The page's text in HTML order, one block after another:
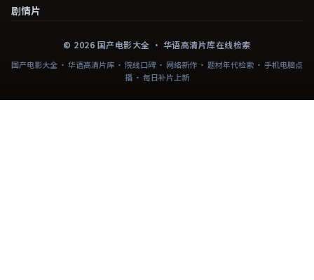
剧情片
© 2026 国产电影大全 · 华语高清片库在线检索
国产电影大全 · 华语高清片库 · 院线口碑 · 网络新作 · 题材年代检索 · 手机电脑点
播 · 每日补片上新